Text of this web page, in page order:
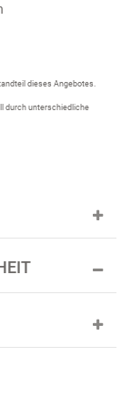
dieses Angebotes.
durch unterschiedliche